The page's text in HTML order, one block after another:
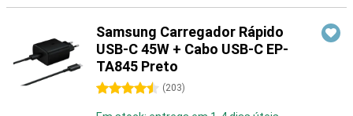
Samsung Carregador Rápido
USB-C 45W + Cabo USB-C EP-
TA845 Preto
4.5 estrelas (203)